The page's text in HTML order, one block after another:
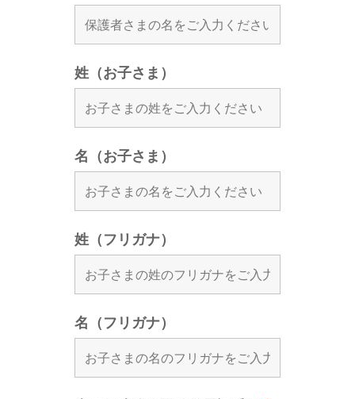
姓（お子さま）
名（お子さま）
姓（フリガナ）
名（フリガナ）